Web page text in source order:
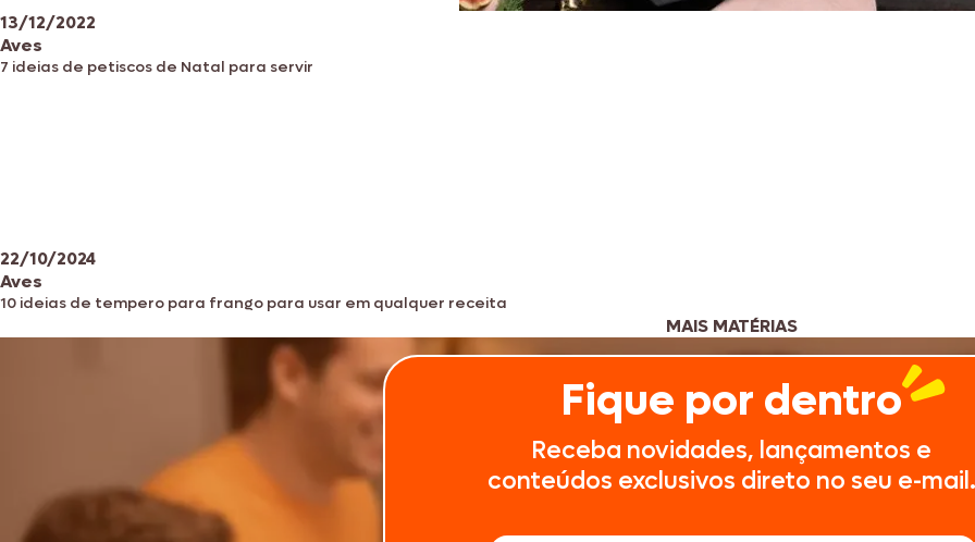
13/12/2022
Aves
7 ideias de petiscos de Natal para servir
22/10/2024
Aves
10 ideias de tempero para frango para usar em qualquer receita
MAIS MATÉRIAS
Fique por dentro
Receba novidades, lançamentos e
conteúdos exclusivos direto no seu e-mail.